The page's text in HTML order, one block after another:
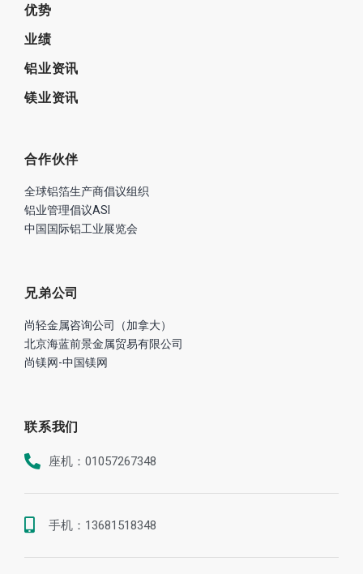
优势
业绩
铝业资讯
镁业资讯
合作伙伴
全球铝箔生产商倡议组织
铝业管理倡议ASI
中国国际铝工业展览会
兄弟公司
尚轻金属咨询公司（加拿大）
北京海蓝前景金属贸易有限公司
尚镁网-中国镁网
联系我们
座机：01057267348
手机：13681518348